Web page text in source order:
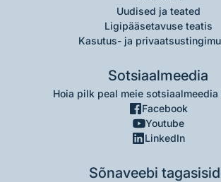
Uudised ja teated
Ligipääsetavuse teatis
Kasutus- ja
Sotsiaalmeedia
Hoia pilk peal meie
Facebook
Youtube
LinkedIn
Sõnaveebi